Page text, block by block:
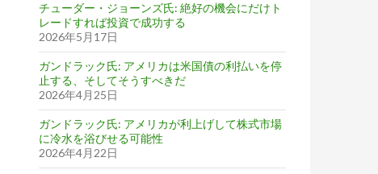
チューダー・ジョーンズ氏: 絶好の機会にだけト
レードすれば投資で成功する
2026年5月17日
ガンドラック氏: アメリカは米国債の利払いを停
止する、そしてそうすべきだ
2026年4月25日
ガンドラック氏: アメリカが利上げして株式市場
に冷水を浴びせる可能性
2026年4月22日